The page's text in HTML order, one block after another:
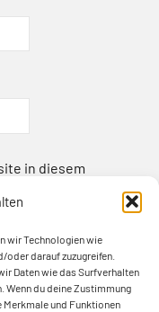
wir Technologien wie
oder darauf zuzugreifen.
Daten wie das Surfverhalten
Wenn du deine Zustimmung
und Funktionen
in diesem